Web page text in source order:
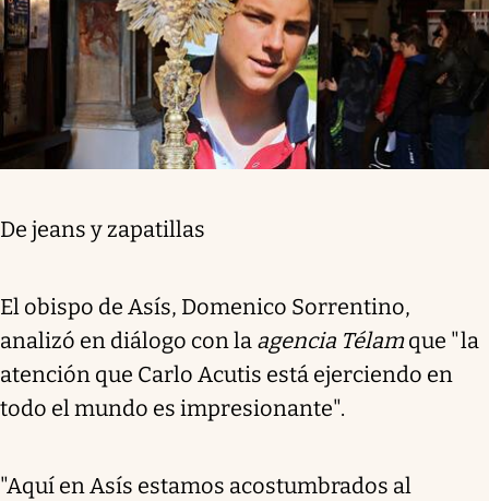
De jeans y zapatillas
El obispo de Asís, Domenico Sorrentino,
analizó en diálogo con la agencia Télamque "la
atención que Carlo Acutis está ejerciendo en
todo el mundo es impresionante".
"Aquí en Asís estamos acostumbrados al